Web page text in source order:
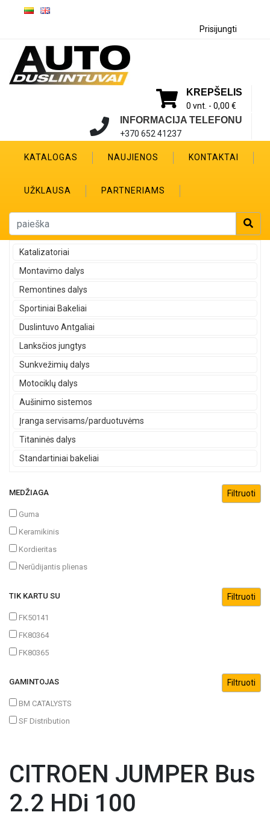
Prisijungti
KREPŠELIS
0 vnt. - 0,00 €
INFORMACIJA TELEFONU
+370 652 41237
KATALOGAS NAUJIENOS KONTAKTAI
UŽKLAUSA PARTNERIAMS
Katalizatoriai
Montavimo dalys
Remontines dalys
Sportiniai Bakeliai
Duslintuvo Antgaliai
Lanksčios jungtys
Sunkvežimių dalys
Motociklų dalys
Aušinimo sistemos
Įranga servisams/parduotuvėms
Titaninės dalys
Standartiniai bakeliai
MEDŽIAGA
Guma
Keramikinis
Kordieritas
Nerūdijantis plienas
TIK KARTU SU
FK50141
FK80364
FK80365
GAMINTOJAS
BM CATALYSTS
SF Distribution
CITROEN JUMPER Bus
2.2 HDi 100